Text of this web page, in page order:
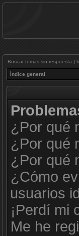
Buscar temas sin respuesta |
Índice general
¿Por qué
¿Por qué
¿Por qué
¿Cómo
usuarios
¡Perdí mi
Me he